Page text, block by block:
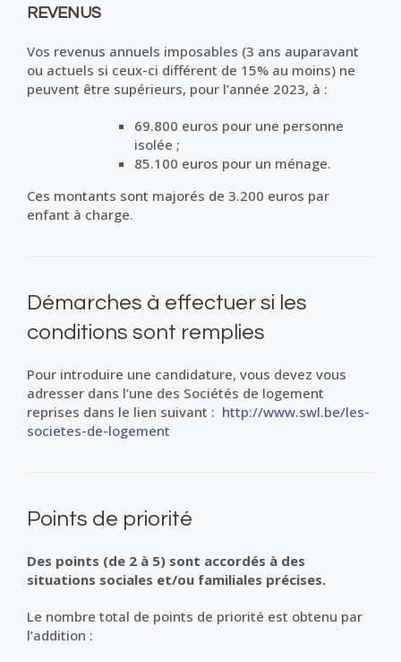
REVENUS
Vos revenus annuels imposables (3 ans auparavant
ou actuels si ceux-ci différent de 15% au moins) ne
peuvent être supérieurs, pour l’année 2023, à :
69.800 euros pour une personne
isolée ;
85.100 euros pour un ménage.
Ces montants sont majorés de 3.200 euros par
enfant à charge.
Démarches à effectuer si les
conditions sont remplies
Pour introduire une candidature, vous devez vous
adresser dans l’une des Sociétés de logement
reprises dans le lien suivant : http://www.swl.be/les-
societes-de-logement
Points de priorité
Des points (de 2 à 5) sont accordés à des
situations sociales et/ou familiales précises.
Le nombre total de points de priorité est obtenu par
l’addition :